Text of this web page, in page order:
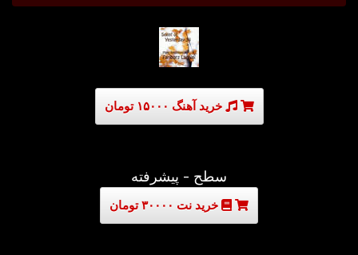
خرید آهنگ ۱۵۰۰۰ تومان
سطح - پیشرفته
خرید نت ۳۰۰۰۰ تومان